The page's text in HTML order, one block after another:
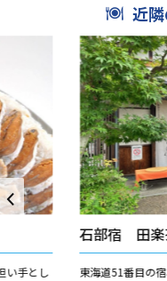
近
い手とし
石部宿 田楽
東海道51番目の